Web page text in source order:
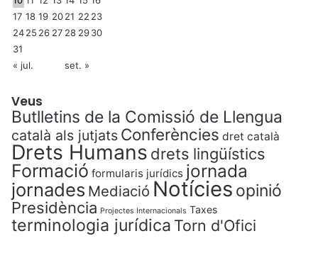
17 18 19 2021 22 23
2425 26 27 28 2930
31
« jul.
set. »
Veus
Butlletins de la Comissió de Llengua
català als jutjats Conferències dret català
Drets Humans drets lingüístics
Formació formularis jurídics jornada
jornades Mediació Notícies opinió
Presidència Projectes Internacionals Taxes
terminologia jurídica Torn d'Ofici